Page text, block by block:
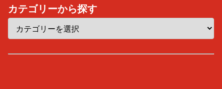
カテゴリーから探す